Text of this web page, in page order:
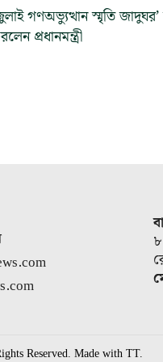
গণঅভ্যুত্থান স্মৃতি
প্রধানমন্ত্রী
Reserved. Made with TT.